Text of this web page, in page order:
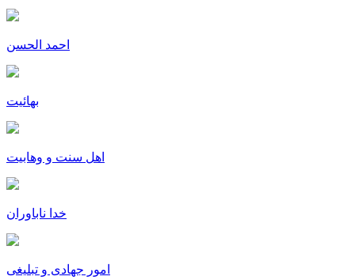
احمد الحسن
بهائیت
اهل سنت و وهابیت
خدا ناباوران
امور جهادی و تبلیغی